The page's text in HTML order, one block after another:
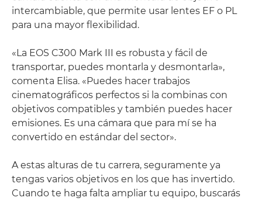
intercambiable, que permite usar lentes EF o PL
para una mayor flexibilidad.
«La EOS C300 Mark III es robusta y fácil de
transportar, puedes montarla y desmontarla»,
comenta Elisa. «Puedes hacer trabajos
cinematográficos perfectos si la combinas con
objetivos compatibles y también puedes hacer
emisiones. Es una cámara que para mí se ha
convertido en estándar del sector».
A estas alturas de tu carrera, seguramente ya
tengas varios objetivos en los que has invertido.
Cuando te haga falta ampliar tu equipo, buscarás